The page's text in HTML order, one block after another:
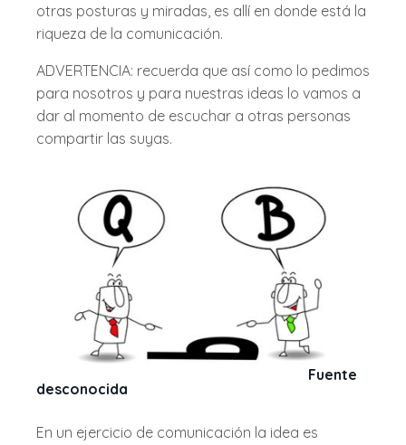
otras posturas y miradas, es allí en donde está la
riqueza de la comunicación.
ADVERTENCIA: recuerda que así como lo pedimos
para nosotros y para nuestras ideas lo vamos a
dar al momento de escuchar a otras personas
compartir las suyas.
Fuente
desconocida
En un ejercicio de comunicación la idea es